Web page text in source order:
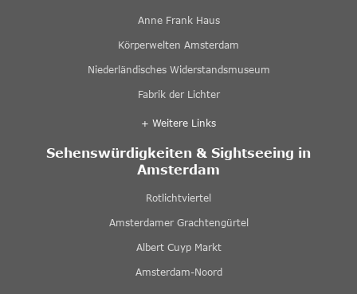
Anne Frank Haus
Körperwelten Amsterdam
Niederländisches Widerstandsmuseum
Fabrik der Lichter
+ Weitere Links
Sehenswürdigkeiten & Sightseeing in
Amsterdam
Rotlichtviertel
Amsterdamer Grachtengürtel
Albert Cuyp Markt
Amsterdam-Noord